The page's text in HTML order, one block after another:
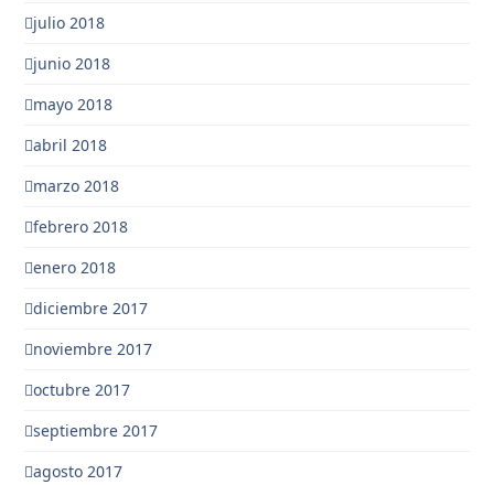
julio 2018
junio 2018
mayo 2018
abril 2018
marzo 2018
febrero 2018
enero 2018
diciembre 2017
noviembre 2017
octubre 2017
septiembre 2017
agosto 2017